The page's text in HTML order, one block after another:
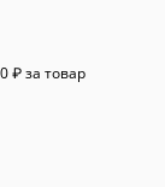
₽ за товар